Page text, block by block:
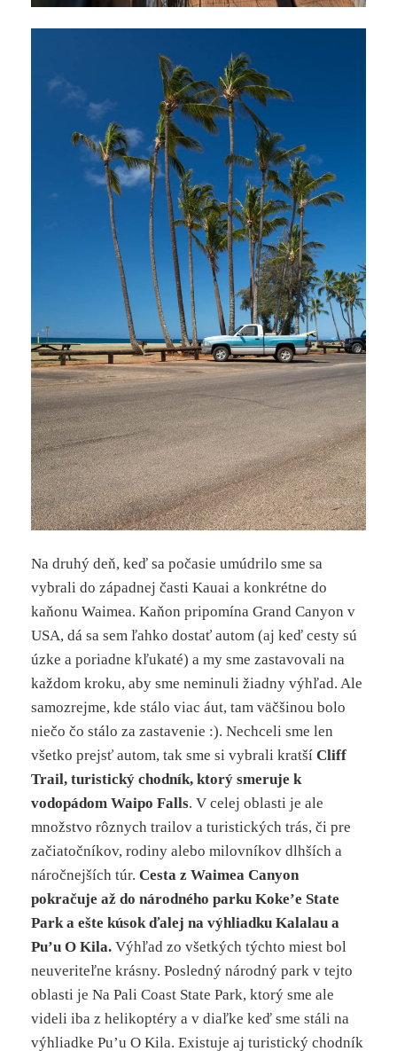
Na druhý deň, keď sa počasie umúdrilo sme sa
vybrali do západnej časti Kauai a konkrétne do
kaňonu Waimea. Kaňon pripomína Grand Canyon v
USA, dá sa sem ľahko dostať autom (aj keď cesty sú
úzke a poriadne kľukaté) a my sme zastavovali na
každom kroku, aby sme neminuli žiadny výhľad. Ale
samozrejme, kde stálo viac áut, tam väčšinou bolo
niečo čo stálo za zastavenie :). Nechceli sme len
všetko prejsť autom, tak sme si vybrali kratšíCliff
Trail, turistický chodník, ktorý smeruje k
vodopádom Waipo Falls. V celej oblasti je ale
množstvo rôznych trailov a turistických trás, či pre
začiatočníkov, rodiny alebo milovníkov dlhších a
náročnejších túr.Cesta z Waimea Canyon
pokračuje až do národného parku Koke’e State
Park a ešte kúsok ďalej na výhliadku Kalalau a
Pu’u O Kila. Výhľad zo všetkých týchto miest bol
neuveriteľne krásny. Posledný národný park v tejto
oblasti je Na Pali Coast State Park, ktorý sme ale
videli iba z helikoptéry a v diaľke keď sme stáli na
výhliadke Pu’u O Kila. Existuje aj turistický chodník